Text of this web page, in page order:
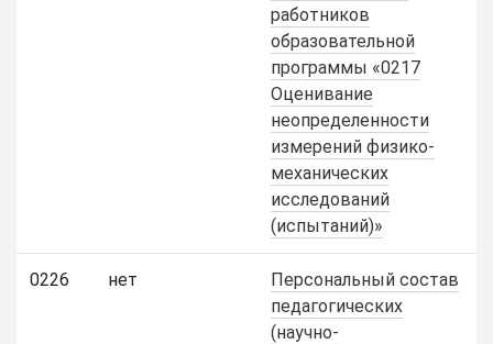
работников
образовательной
программы «0217
Оценивание
неопределенности
измерений физико-
механических
исследований
(испытаний)»
0226 нет
Персональный состав
педагогических
(научно-